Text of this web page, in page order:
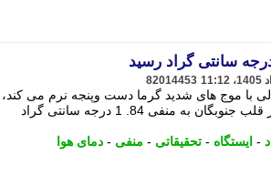
82014453
با موج های شدید گرما دست وپنجه نرم می کند،
دمای هوای ایستگاه تحقیقاتی کنکوردیا در قلب جنوبگان به منفی 84. 1 درجه سانتی گراد
- ایستگاه - تحقیقاتی - منفی - دمای هوا